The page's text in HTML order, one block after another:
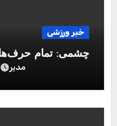
خبر ورزشی
چشمی: تمام
مدیر